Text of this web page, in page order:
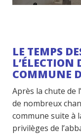
LE TEMPS
L’ÉLECTION
COMMUNE
Après la chute de
de nombreux
commune suite à
privilèges de